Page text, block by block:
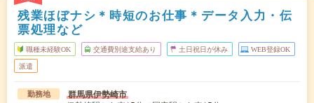
残業ほぼナシ＊時短のお仕事＊データ入力・伝
票処理など
職種未経験OK 交通費別途支給あり 土日祝日が休み WEB登録OK
派遣
勤務地 群馬県伊勢崎市